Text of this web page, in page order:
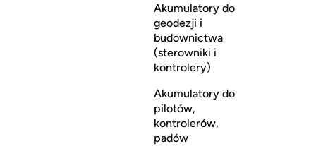
Akumulatory do
geodezji i
budownictwa
(sterowniki i
kontrolery)
Akumulatory do
pilotów,
kontrolerów,
padów